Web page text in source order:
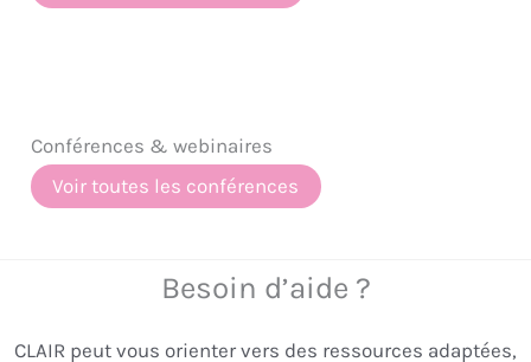
Conférences & webinaires
Voir toutes les conférences
Besoin d’aide ?
CLAIR peut vous orienter vers des ressources adaptées,